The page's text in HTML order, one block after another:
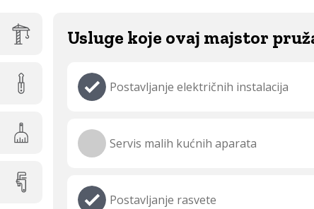
Usluge koje ovaj majstor
Postavljanje električnih instalacija
Servis malih kućnih aparata
Postavljanje rasvete